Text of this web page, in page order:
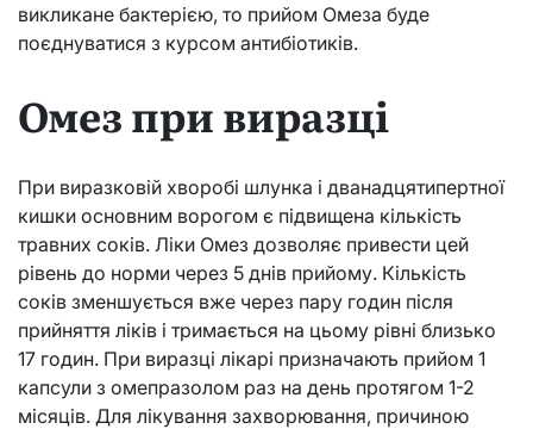
викликане бактерією, то прийом Омеза буде
поєднуватися з курсом антибіотиків.
Омез при виразці
При виразковій хворобі шлунка і дванадцятипертної
кишки основним ворогом є підвищена кількість
травних соків. Ліки Омез дозволяє привести цей
рівень до норми через 5 днів прийому. Кількість
соків зменшується вже через пару годин після
прийняття ліків і тримається на цьому рівні близько
17 годин. При виразці лікарі призначають прийом 1
капсули з омепразолом раз на день протягом 1-2
місяців. Для лікування захворювання, причиною